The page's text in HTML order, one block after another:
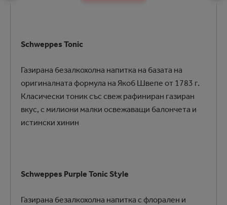
Schweppes Tonic
Газирана безалкохолна напитка на базата на
оригиналната формула на Якоб Швепе от 1783 г.
Класически тоник със свеж рафиниран газиран
вкус, с милиони малки освежаващи балончета и
истински хинин
Schweppes Purple Tonic Style
Газирана безалкохолна напитка с флорален и